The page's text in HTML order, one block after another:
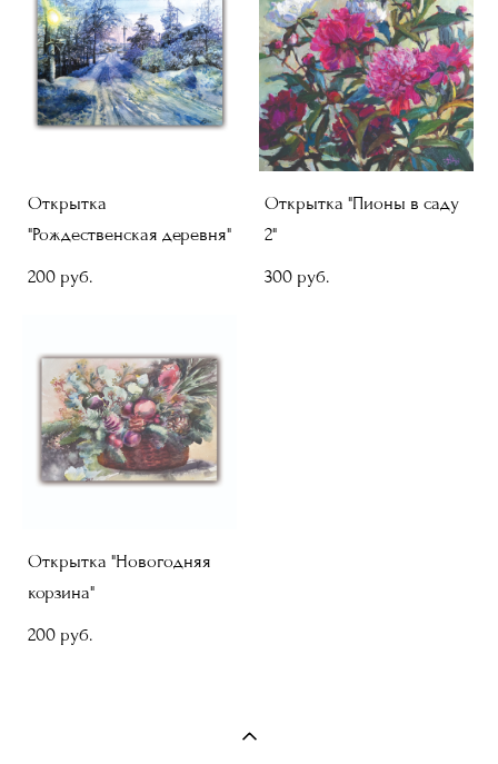
Открытка
"Рождественская деревня"
200 pуб.
Открытка "Пионы в саду
2"
300 pуб.
Открытка "Новогодняя
корзина"
200 pуб.